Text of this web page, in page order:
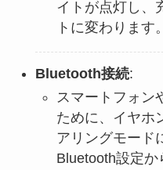
イトが点灯し、
トに変わります​​。
Bluetooth接続:
スマートフォン
ために、イヤホ
アリングモード
Bluetooth設定